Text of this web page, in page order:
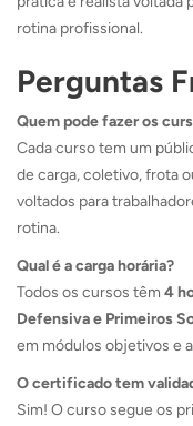
rotina profissional.
Perguntas
Quem pode fazer os
Cada curso tem um
de carga, coletivo, frota
voltados para
rotina.
Qual é a carga horária?
Todos os cursos têm 4
Defensiva e Primeiros
em módulos objetivos e
O certificado tem
Sim! O curso segue os